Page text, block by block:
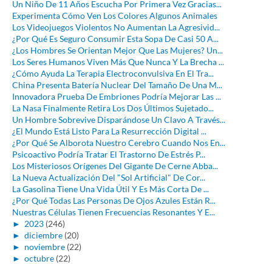
Un Niño De 11 Años Escucha Por Primera Vez Gracias...
Experimenta Cómo Ven Los Colores Algunos Animales
Los Videojuegos Violentos No Aumentan La Agresivid...
¿Por Qué Es Seguro Consumir Esta Sopa De Casi 50 A...
¿Los Hombres Se Orientan Mejor Que Las Mujeres? Un...
Los Seres Humanos Viven Más Que Nunca Y La Brecha ...
¿Cómo Ayuda La Terapia Electroconvulsiva En El Tra...
China Presenta Batería Nuclear Del Tamaño De Una M...
Innovadora Prueba De Embriones Podría Mejorar Las ...
La Nasa Finalmente Retira Los Dos Últimos Sujetado...
Un Hombre Sobrevive Disparándose Un Clavo A Través...
¿El Mundo Está Listo Para La Resurrección Digital ...
¿Por Qué Se Alborota Nuestro Cerebro Cuando Nos En...
Psicoactivo Podría Tratar El Trastorno De Estrés P...
Los Misteriosos Orígenes Del Gigante De Cerne Abba...
La Nueva Actualización Del "Sol Artificial" De Cor...
La Gasolina Tiene Una Vida Útil Y Es Más Corta De ...
¿Por Qué Todas Las Personas De Ojos Azules Están R...
Nuestras Células Tienen Frecuencias Resonantes Y E...
► 2023 (246)
► diciembre (20)
► noviembre (22)
► octubre (22)